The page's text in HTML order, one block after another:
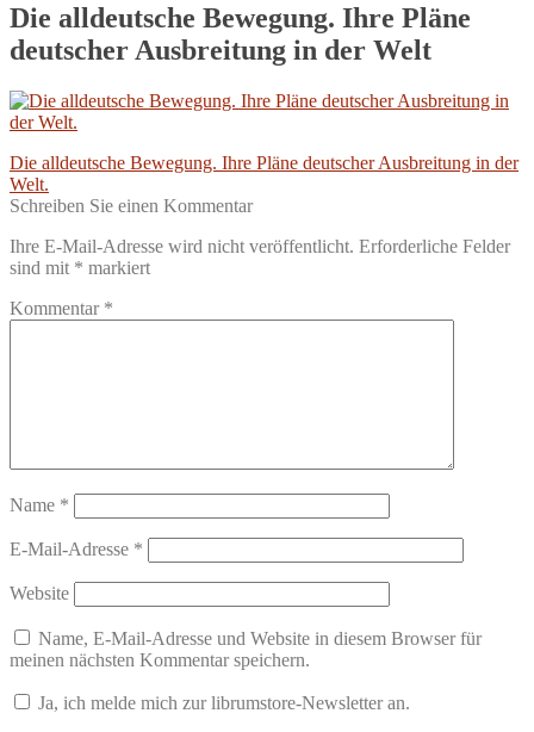
Die alldeutsche Bewegung. Ihre Pläne
deutscher Ausbreitung in der Welt
Beitragsnavigation
Vorheriger
Beitrag:
Die alldeutsche Bewegung. Ihre Pläne deutscher Ausbreitung in der
Welt.
Schreiben Sie einen Kommentar
Ihre E-Mail-Adresse wird nicht veröffentlicht. Erforderliche Felder
sind mit * markiert
Kommentar *
Name *
E-Mail-Adresse *
Website
Name, E-Mail-Adresse und Website in diesem Browser für
meinen nächsten Kommentar speichern.
Ja, ich melde mich zur librumstore-Newsletter an.